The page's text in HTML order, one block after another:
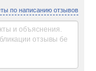
по написанию отзывов